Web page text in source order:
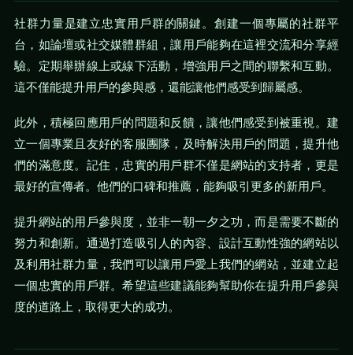
社群力量是建立忠實用戶群的關鍵。創建一個專屬的社群平
台，如論壇或社交媒體群組，讓用戶能夠在這裡交流和分享經
驗。定期舉辦線上或線下活動，增強用戶之間的聯繫和互動。
這不僅能提升用戶的參與感，還能讓他們感受到歸屬感。
此外，積極回應用戶的問題和反饋，讓他們感受到被重視。建
立一個專業且友好的客服團隊，及時解決用戶的問題，提升他
們的滿意度。記住，忠實的用戶群不僅是網站的支持者，更是
最好的宣傳者。他們的口碑和推薦，能夠吸引更多的新用戶。
提升網站的用戶參與度，並非一朝一夕之功，而是需要不斷的
努力和創新。通過打造吸引人的內容、設計互動性強的網站以
及利用社群力量，我們可以讓用戶愛上我們的網站，並建立起
一個忠實的用戶群。希望這些建議能夠幫助你在提升用戶參與
度的道路上，取得更大的成功。